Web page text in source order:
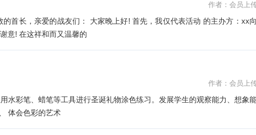
作者：会员上
首长，亲爱的战友们： 大家晚上好! 首先，我仅代表活动 的主办方：xx向
意! 在这祥和而又温馨的
作者：会员上
水彩笔、蜡笔等工具进行圣诞礼物涂色练习。发展学生的观察能力、想象
体会色彩的艺术